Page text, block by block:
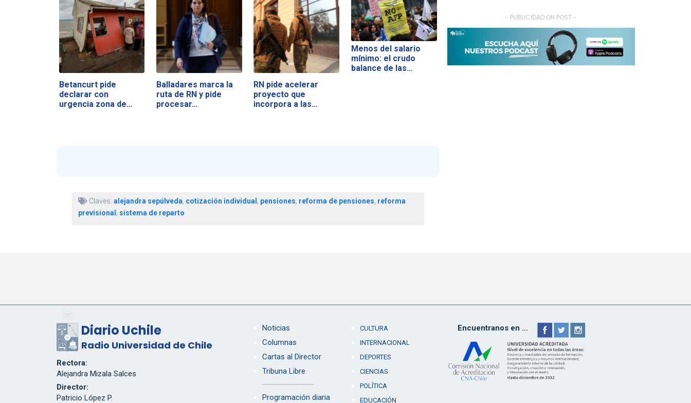
Betancurt pide
declarar con
urgencia zona de…
Balladares marca la
ruta de RN y pide
procesar…
RN pide acelerar
proyecto que
incorpora a las…
Menos del salario
mínimo: el crudo
balance de las…
Claves: alejandra sepúlveda, cotización individual , pensiones, reforma de pensiones, reforma
previsional , sistema de reparto
- PUBLICIDAD ON POST -
Diario Uchile
Radio Universidad de Chile
Rectora:
Alejandra Mizala Salces
Director:
Patricio López P.
Noticias
Columnas
Cartas al Director
Tribuna Libre
Programación diaria
CULTURA
INTERNACIONAL
DEPORTES
CIENCIAS
POLÍTICA
EDUCACIÓN
Encuentranos en ...